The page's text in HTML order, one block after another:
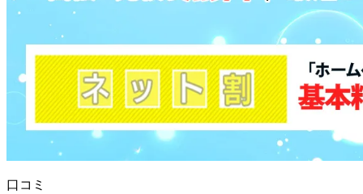
口コミ